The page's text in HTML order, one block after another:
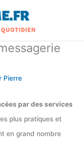
Pierre
par des services
plus pratiques et
en grand nombre